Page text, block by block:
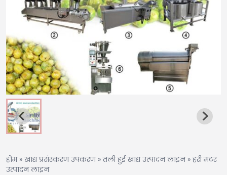
होम»खाद्य प्रसंस्करण उपकरण»तली हुई खाद्य उत्पादन लाइन»हरी मटर
उत्पादन लाइन